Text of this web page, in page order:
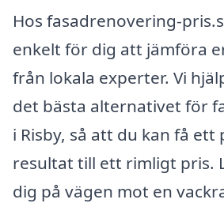
Hos fasadrenovering-
enkelt för dig att jämföra
från lokala experter. Vi
det bästa alternativet för
i Risby, så att du kan få
resultat till ett rimligt pris.
dig på vägen mot en